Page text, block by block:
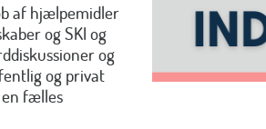
af hjælpemidler
og SKI og
og
og privat
en fælles